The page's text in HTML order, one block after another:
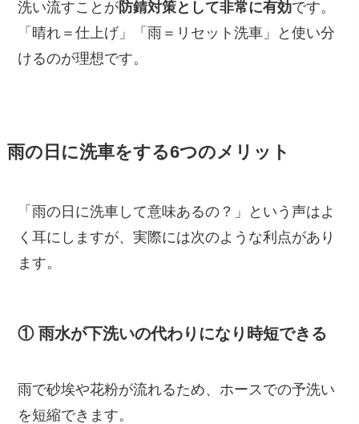
洗い流すことが防錆対策として非常に有効です。
「晴れ＝仕上げ」「雨＝リセット洗車」と使い分
けるのが理想です。
雨の日に洗車をする6つのメリット
「雨の日に洗車して意味あるの？」という声はよ
く耳にしますが、実際には次のような利点があり
ます。
① 雨水が下洗いの代わりになり時短できる
雨で砂埃や花粉が流れるため、ホースでの予洗い
を短縮できます。